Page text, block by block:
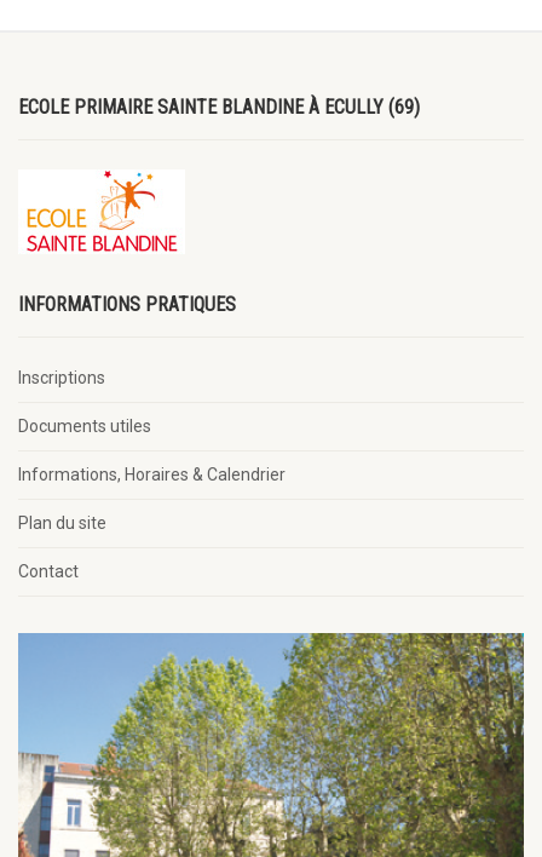
ECOLE PRIMAIRE SAINTE BLANDINE À ECULLY (69)
INFORMATIONS PRATIQUES
Inscriptions
Documents utiles
Informations, Horaires & Calendrier
Plan du site
Contact